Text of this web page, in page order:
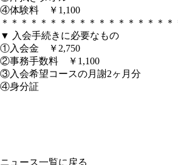
④体験料 ￥1,100
＊＊＊＊＊＊＊＊＊＊＊＊＊＊＊＊＊＊
▼ 入会手続きに必要なもの
①入会金 ￥2,750
②事務手数料 ￥1,100
③入会希望コースの月謝2ヶ月分
④身分証
ニュース一覧に戻る